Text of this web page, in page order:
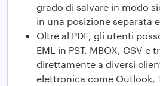
grado di salvare in modo
in una posizione separata
Oltre al PDF, gli utenti
EML in PST, MBOX, CSV e
direttamente a diversi
elettronica come Outlook,